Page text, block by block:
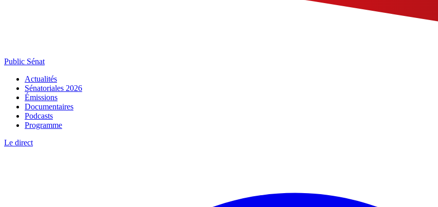
Public Sénat
Actualités
Sénatoriales 2026
Émissions
Documentaires
Podcasts
Programme
Le direct